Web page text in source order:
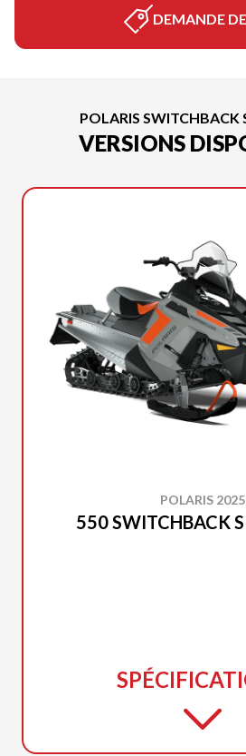
DEMANDE
POLARIS SWITCHBACK
VERSIONS
POLARIS 2025
550 SWITCHBACK